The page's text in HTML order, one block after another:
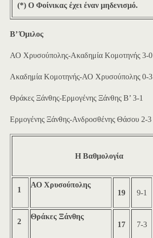
(*) Ο Φοίνικας έχει έναν μηδενισμό.
Β’ Όμιλος
ΑΟ Χρυσούπολης-Ακαδημία Κομοτηνής 3-0
Ακαδημία Κομοτηνής-ΑΟ Χρυσούπολης 0-3
Θράκες Ξάνθης-Ερμογένης Ξάνθης Β’ 3-1
Ερμογένης Ξάνθης-Ανδροσθένης Θάσου 2-3
Η Βαθμολογία
1
ΑΟ Χρυσούπολης
19
9-1
2
Θράκες Ξάνθης
17
7-3